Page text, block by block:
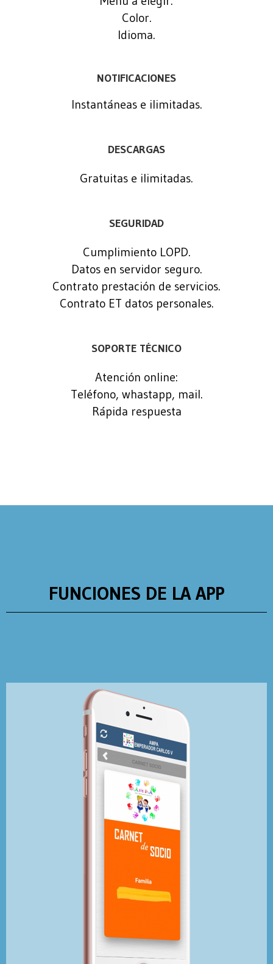
Color.
Idioma.
NOTIFICACIONES
Instantáneas e ilimitadas.
DESCARGAS
Gratuitas e ilimitadas.
SEGURIDAD
Cumplimiento LOPD.
Datos en servidor seguro.
Contrato prestación de servicios.
Contrato ET datos personales.
SOPORTE TÉCNICO
Atención online:
Teléfono, whastapp, mail.
Rápida respuesta
FUNCIONES DE LA APP